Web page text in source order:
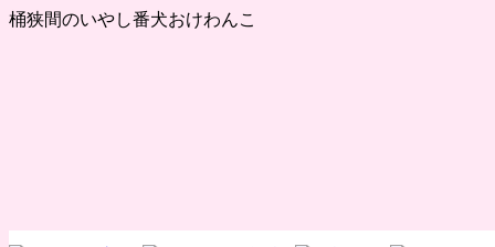
桶狭間のいやし番犬おけわんこ